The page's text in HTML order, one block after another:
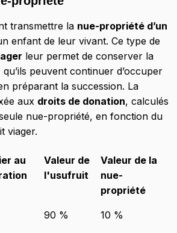
transmettre la nue-propriété d’un
enfant de leur vivant. Ce type de
leur permet de conserver la
peuvent continuer d’occuper
préparant la succession. La
aux droits de donation, calculés
nue-propriété, en fonction du
viager.
au
Valeur de
l'usufruit
Valeur de la
nue-
propriété
90 % 10 %